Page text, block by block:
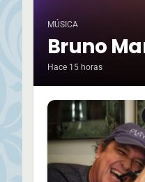
MÚSICA
Bruno
Hace 15 horas